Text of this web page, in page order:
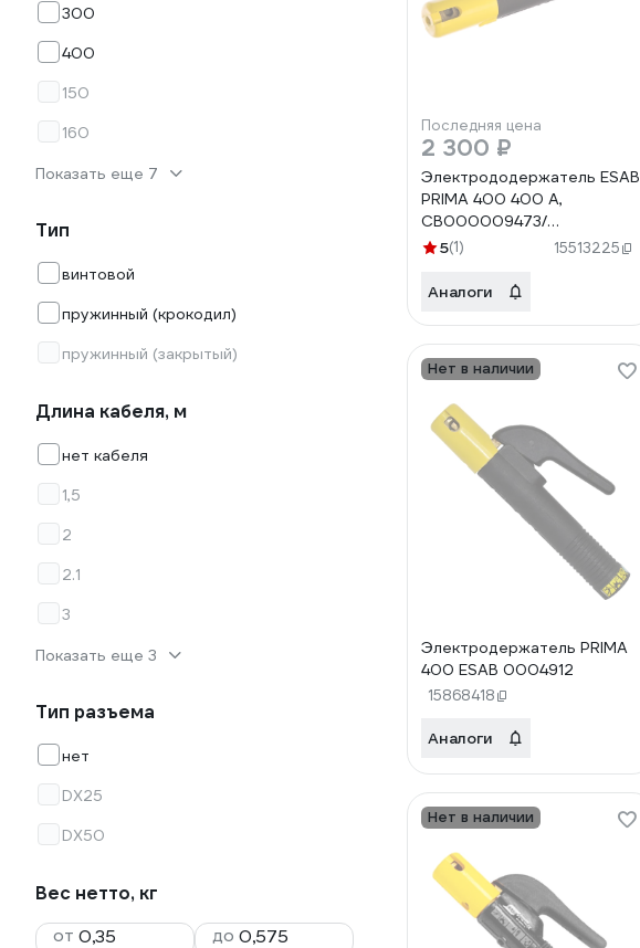
300
400
150
160
Показать еще 7
Тип
винтовой
пружинный (крокодил)
пружинный (закрытый)
Длина кабеля, м
нет кабеля
1,5
2
2.1
3
Показать еще 3
Тип разъема
нет
DX25
DX50
Вес нетто, кг
от
до
Последняя цена
2 300 ₽
Электрододержатель ESAB
PRIMA 400 400 А,
СВ000009473/
0700006014
5(1) 15513225
Аналоги
Нет в наличии
Электродержатель PRIMA
400 ESAB 0004912
15868418
Аналоги
Нет в наличии